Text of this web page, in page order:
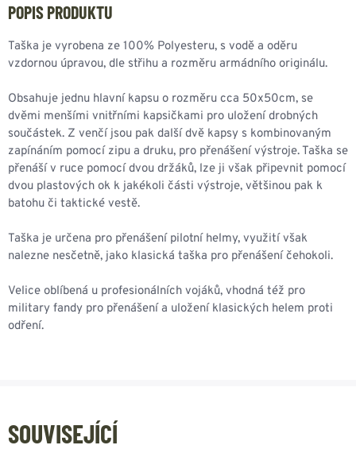
POPIS PRODUKTU
Taška je vyrobena ze 100% Polyesteru, s vodě a oděru
vzdornou úpravou, dle střihu a rozměru armádního originálu.
Obsahuje jednu hlavní kapsu o rozměru cca 50x50cm, se
dvěmi menšími vnitřními kapsičkami pro uložení drobných
součástek. Z venčí jsou pak další dvě kapsy s kombinovaným
zapínáním pomocí zipu a druku, pro přenášení výstroje. Taška se
přenáší v ruce pomocí dvou držáků, lze ji však připevnit pomocí
dvou plastových ok k jakékoli části výstroje, většinou pak k
batohu či taktické vestě.
Taška je určena pro přenášení pilotní helmy, využití však
nalezne nesčetně, jako klasická taška pro přenášení čehokoli.
Velice oblíbená u profesionálních vojáků, vhodná též pro
military fandy pro přenášení a uložení klasických helem proti
odření.
SOUVISEJÍCÍ